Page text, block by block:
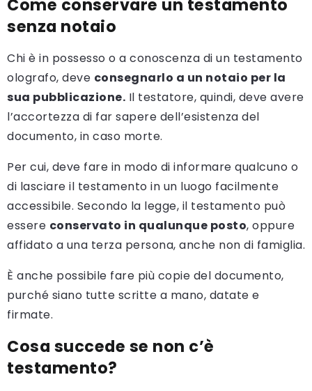
Come conservare un testamento
senza notaio
Chi è in possesso o a conoscenza di un testamento
olografo, deve consegnarlo a un notaio per la
sua pubblicazione. Il testatore, quindi, deve avere
l’accortezza di far sapere dell’esistenza del
documento, in caso morte.
Per cui, deve fare in modo di informare qualcuno o
di lasciare il testamento in un luogo facilmente
accessibile. Secondo la legge, il testamento può
essere conservato in qualunque posto, oppure
affidato a una terza persona, anche non di famiglia.
È anche possibile fare più copie del documento,
purché siano tutte scritte a mano, datate e
firmate.
Cosa succede se non c’è
testamento?